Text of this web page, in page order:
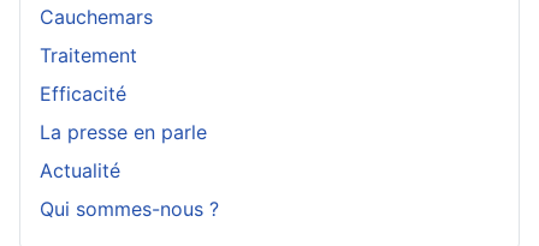
Cauchemars
Traitement
Efficacité
La presse en parle
Actualité
Qui sommes-nous ?